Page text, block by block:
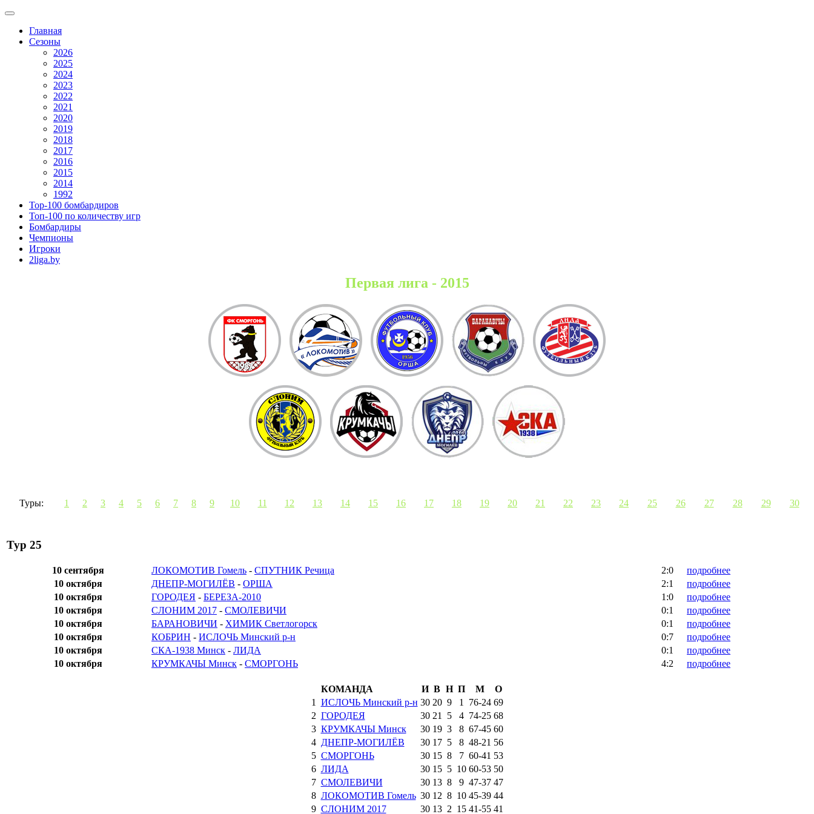
Главная
Сезоны
2026
2025
2024
2023
2022
2021
2020
2019
2018
2017
2016
2015
2014
1992
Top-100 бомбардиров
Топ-100 по количеству игр
Бомбардиры
Чемпионы
Игроки
2liga.by
Первая лига - 2015
Туры: 1 2 3 4 5 6 7 8 9 10 11 12 13 14 15 16 17 18 19 20 21 22 23 24 25 26 27 28 29 30
Тур 25
10 сентября ЛОКОМОТИВ Гомель - СПУТНИК Речица 2:0
подробнее
10 октября
ДНЕПР-МОГИЛЁВ - ОРША 2:1
подробнее
10 октября
ГОРОДЕЯ - БЕРЕЗА-2010 1:0
подробнее
10 октября
СЛОНИМ 2017 - СМОЛЕВИЧИ 0:1
подробнее
10 октября
БАРАНОВИЧИ - ХИМИК Светлогорск 0:1
подробнее
10 октября
КОБРИН - ИСЛОЧЬ Минский р-н 0:7
подробнее
10 октября
СКА-1938 Минск - ЛИДА 0:1
подробнее
10 октября
КРУМКАЧЫ Минск - СМОРГОНЬ 4:2 подробнее
КОМАНДА И В Н П М
О
1
ИСЛОЧЬ Минский р-н 30 20 9 1 76-24 69
2 ГОРОДЕЯ 30 21 5 4 74-25 68
3 КРУМКАЧЫ Минск 30 19 3 8 67-45 60
4 ДНЕПР-МОГИЛЁВ 30 17 5 8 48-21 56
5 СМОРГОНЬ 30 15 8 7 60-41 53
6 ЛИДА 30 15 5 10 60-53 50
7 СМОЛЕВИЧИ 30 13 8 9 47-37 47
8 ЛОКОМОТИВ Гомель 30 12 8 10 45-39 44
9 СЛОНИМ 2017 30 13 2 15 41-55 41